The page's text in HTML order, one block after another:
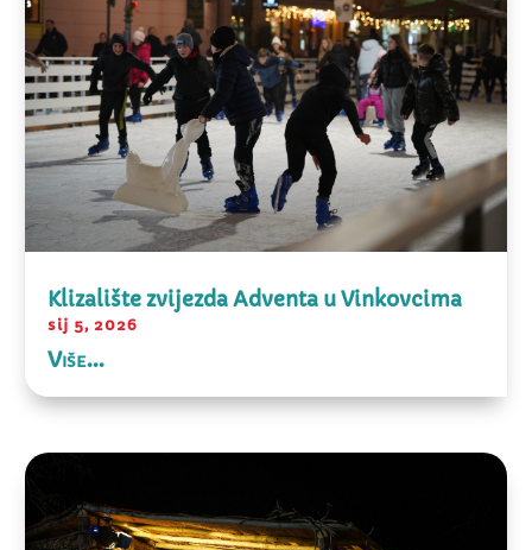
Klizalište zvijezda Adventa u Vinkovcima
sij 5, 2026
Više...